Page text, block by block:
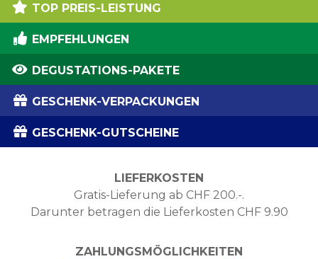
TOP PREIS-LEISTUNG
EMPFEHLUNGEN
DEGUSTATIONS-PAKETE
GESCHENK-VERPACKUNGEN
GESCHENK-GUTSCHEINE
LIEFERKOSTEN
Gratis-Lieferung ab CHF 200.-.
Darunter betragen die Lieferkosten CHF 9.90
ZAHLUNGSMÖGLICHKEITEN